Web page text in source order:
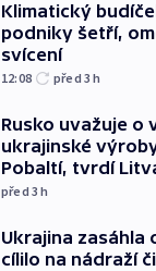
Klimatický
podniky šetří,
svícení
12:08 před 3h
Rusko uvažuje o
ukrajinské
Pobaltí, tvrdí
před 3h
Ukrajina zasáhla
cílilo na nádraží